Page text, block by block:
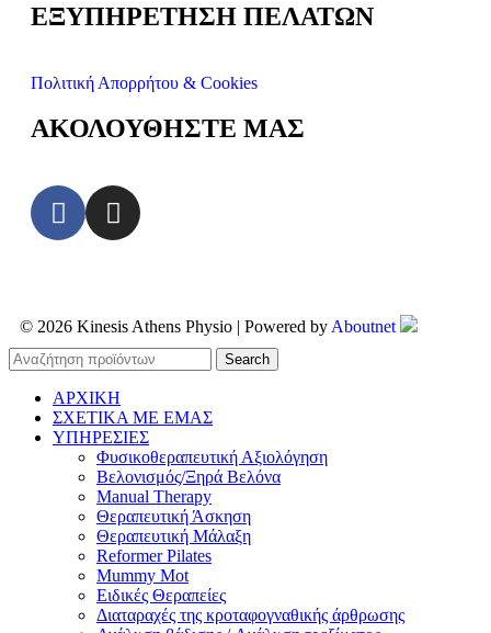
ΕΞΥΠΗΡΕΤΗΣΗ ΠΕΛΑΤΩΝ
Πολιτική Απορρήτου & Cookies
ΑΚΟΛΟΥΘΗΣΤΕ ΜΑΣ
© 2026 Kinesis Athens Physio | Powered byAboutnet
Search
ΑΡΧΙΚΗ
ΣΧΕΤΙΚΑ ΜΕ ΕΜΑΣ
ΥΠΗΡΕΣΙΕΣ
Φυσικοθεραπευτική Αξιολόγηση
Βελονισμός/Ξηρά Βελόνα
Manual Therapy
Θεραπευτική Άσκηση
Θεραπευτική Μάλαξη
Reformer Pilates
Mummy Mot
Ειδικές Θεραπείες
Διαταραχές της κροταφογναθικής άρθρωσης